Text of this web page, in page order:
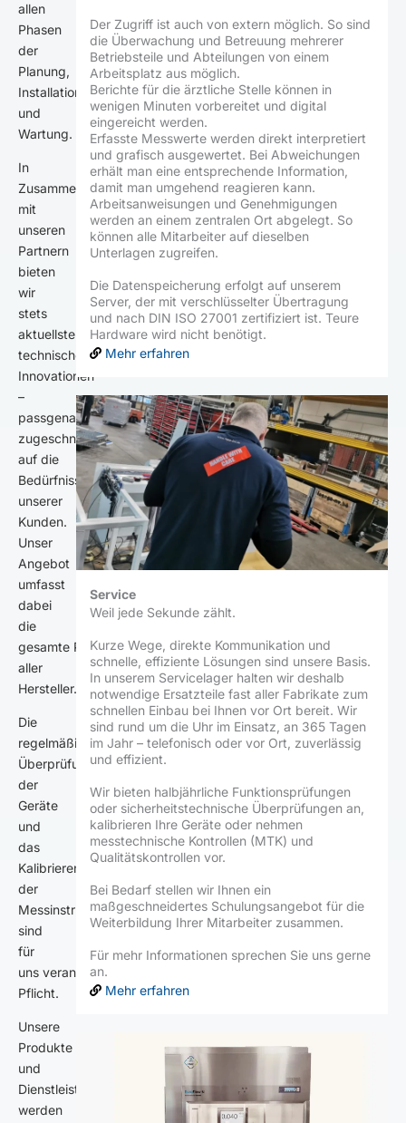
allen
Phasen
der
Planung,
Installation
und
Wartung.
In
Zusammenarbeit
mit
unseren
Partnern
bieten
wir
stets
aktuellste
technische
Innovationen
–
passgenau
zugeschnitten
auf die
Bedürfnisse
unserer
Kunden.
Unser
Angebot
umfasst
dabei
die
gesamte Produktpalette
aller
Hersteller.
Die
regelmäßige
Überprüfung
der
Geräte
und
das
Kalibrieren
der
Messinstrumente
sind
für
uns verantwortungsvolle
Pflicht.
Unsere
Produkte
und
Dienstleistungen
werden
Der Zugriff ist auch von extern möglich. So sind
die Überwachung und Betreuung mehrerer
Betriebsteile und Abteilungen von einem
Arbeitsplatz aus möglich.
Berichte für die ärztliche Stelle können in
wenigen Minuten vorbereitet und digital
eingereicht werden.
Erfasste Messwerte werden direkt interpretiert
und grafisch ausgewertet. Bei Abweichungen
erhält man eine entsprechende Information,
damit man umgehend reagieren kann.
Arbeitsanweisungen und Genehmigungen
werden an einem zentralen Ort abgelegt. So
können alle Mitarbeiter auf dieselben
Unterlagen zugreifen.
Die Datenspeicherung erfolgt auf unserem
Server, der mit verschlüsselter Übertragung
und nach DIN ISO 27001 zertifiziert ist. Teure
Hardware wird nicht benötigt.
Mehr erfahren
Service
Weil jede Sekunde zählt.
Kurze Wege, direkte Kommunikation und
schnelle, effiziente Lösungen sind unsere Basis.
In unserem Servicelager halten wir deshalb
notwendige Ersatzteile fast aller Fabrikate zum
schnellen Einbau bei Ihnen vor Ort bereit. Wir
sind rund um die Uhr im Einsatz, an 365 Tagen
im Jahr – telefonisch oder vor Ort, zuverlässig
und effizient.
Wir bieten halbjährliche Funktionsprüfungen
oder sicherheitstechnische Überprüfungen an,
kalibrieren Ihre Geräte oder nehmen
messtechnische Kontrollen (MTK) und
Qualitätskontrollen vor.
Bei Bedarf stellen wir Ihnen ein
maßgeschneidertes Schulungsangebot für die
Weiterbildung Ihrer Mitarbeiter zusammen.
Für mehr Informationen sprechen Sie uns gerne
an.
Mehr erfahren